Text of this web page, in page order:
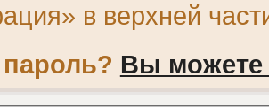
в верхней
Вы можете